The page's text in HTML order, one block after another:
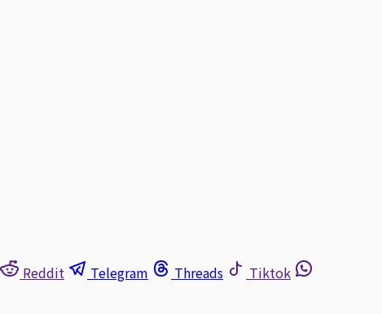
Reddit Telegram Threads
Tiktok